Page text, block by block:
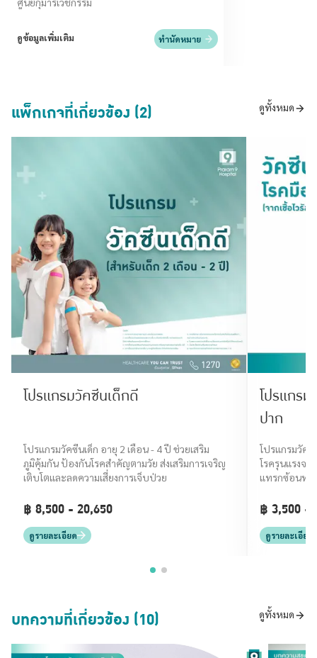
ดูข้อมูลเพิ่มเติม ทำนัดหมาย
แพ็กเกจที่เกี่ยวข้อง (2) ดูทั้งหมด
โปรแกรมวัคซีนเด็กดี
โปรแกรมวัคซีนเด็ก อายุ 2 เดือน - 4 ปี ช่วยเสริม
ภูมิคุ้มกัน ป้องกันโรคสำคัญตามวัย ส่งเสริมการเจริญ
เติบโตและลดความเสี่ยงการเจ็บป่วย
฿ 8,500 - 20,650
ดูรายละเอียด
โปรแกร
ปาก
โปรแกรมวัค
โรครุนแรงจา
แทรกซ้อนทา
฿ 3,500 -
ดูรายละเอียด
บทความที่เกี่ยวข้อง (10) ดูทั้งหมด